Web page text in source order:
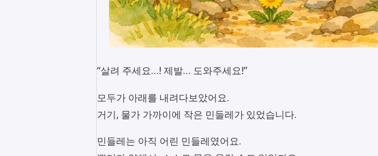
“살려 주세요…! 제발… 도와주세요!”
모두가 아래를 내려다보았어요.
거기, 물가 가까이에 작은 민들레가 있었습니다.
민들레는 아직 어린 민들레였어요.